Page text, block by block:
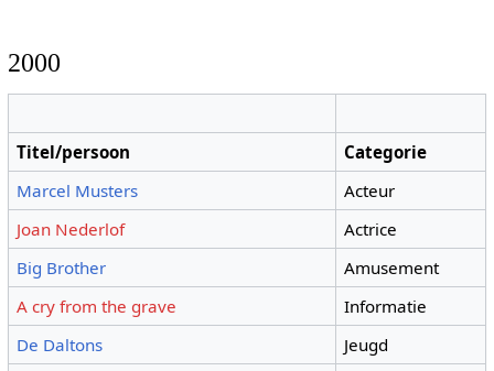
2000
Titel/persoon
Categorie
Marcel Musters
Acteur
Joan Nederlof
Actrice
Big Brother
Amusement
A cry from the grave
Informatie
De Daltons
Jeugd